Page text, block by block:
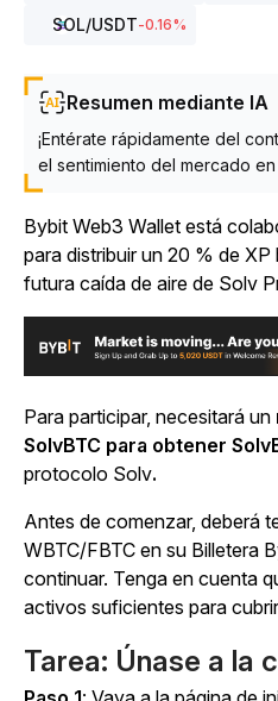
SOL/USDT-0.16%
Resumen mediante IA
¡Entérate rápidamente del
el sentimiento del mercado
Bybit Web3 Wallet está
para distribuir un 20 % de
futura caída de aire de Solv
Para participar, necesitará un
SolvBTC para obtener
protocolo Solv.
Antes de comenzar, deberá
WBTC/FBTC en su Billetera
continuar. Tenga en cuenta
activos suficientes para
Tarea: Únase a la